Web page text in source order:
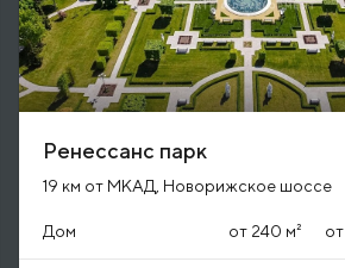
Ренессанс парк
19 км от МКАД, Новорижское шоссе
Дом от 240 м² от